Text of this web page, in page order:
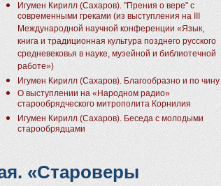
Игумен Кирилл (Сахаров). "Прения о вере" с
современными греками (из выступления на III
Международной научной конференции «Язык,
книга и традиционная культура позднего русского
средневековья в науке, музейной и библиотечной
работе»)
Игумен Кирилл (Сахаров). Благообразно и по чину
О выступлении на «Народном радио»
старообрядческого митрополита Корнилия
Игумен Кирилл (Сахаров). Беседа с молодыми
старообрядцами
«Староверы